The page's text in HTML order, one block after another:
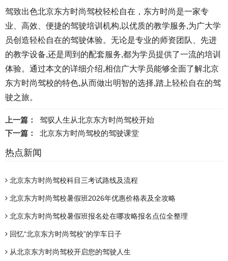
驾致出色北京东方时尚驾校轻松自在，东方时尚是一家专
业、高效、便捷的驾驶培训机构,以优质的教学服务,为广大学
员创造轻松自在的驾驶体验。无论是专业的师资团队、先进
的教学设备,还是周到的配套服务,都为学员提供了一流的培训
体验。通过本文的详细介绍,相信广大学员能够全面了解北京
东方时尚驾校的特色,从而做出明智的选择,踏上轻松自在的驾
驶之旅。
上一篇：
驾驭人生从北京东方时尚驾校开始
下一篇：
北京东方时尚驾校的驾驶课堂
热点新闻
北京东方时尚驾校科目三考试路线及流程
北京东方时尚驾校暑假班2026年优惠价格表及全攻略
北京东方时尚驾校暑假班报名处在哪攻略报名点位全整理
回忆“北京东方时尚驾校”的学车日子
从北京东方时尚驾校开启您的驾驶人生